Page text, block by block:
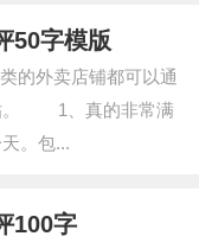
50字模版
的外卖店铺都可以通
。 1、真的非常满
。包...
100字